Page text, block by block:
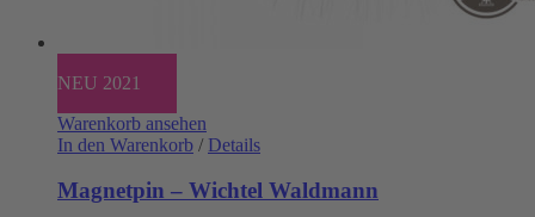
NEU 2021
Warenkorb ansehen
In den Warenkorb / Details
Magnetpin – Wichtel Waldmann